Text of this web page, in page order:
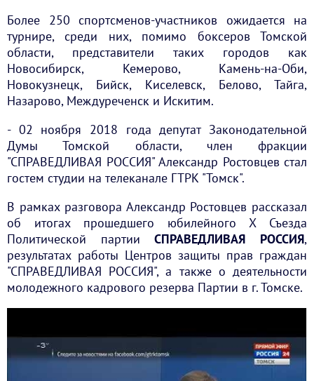
Более 250 спортсменов-участников ожидается на
турнире, среди них, помимо боксеров Томской
области, представители таких городов как
Новосибирск, Кемерово, Камень-на-Оби,
Новокузнецк, Бийск, Киселевск, Белово, Тайга,
Назарово, Междуреченск и Искитим.
- 02 ноября 2018 года депутат Законодательной
Думы Томской области, член фракции
"СПРАВЕДЛИВАЯ РОССИЯ" Александр Ростовцев стал
гостем студии на телеканале ГТРК "Томск".
В рамках разговора Александр Ростовцев рассказал
об итогах прошедшего юбилейного X Съезда
Политической партииСПРАВЕДЛИВАЯ РОССИЯ,
результатах работы Центров защиты прав граждан
"СПРАВЕДЛИВАЯ РОССИЯ", а также о деятельности
молодежного кадрового резерва Партии в г. Томске.